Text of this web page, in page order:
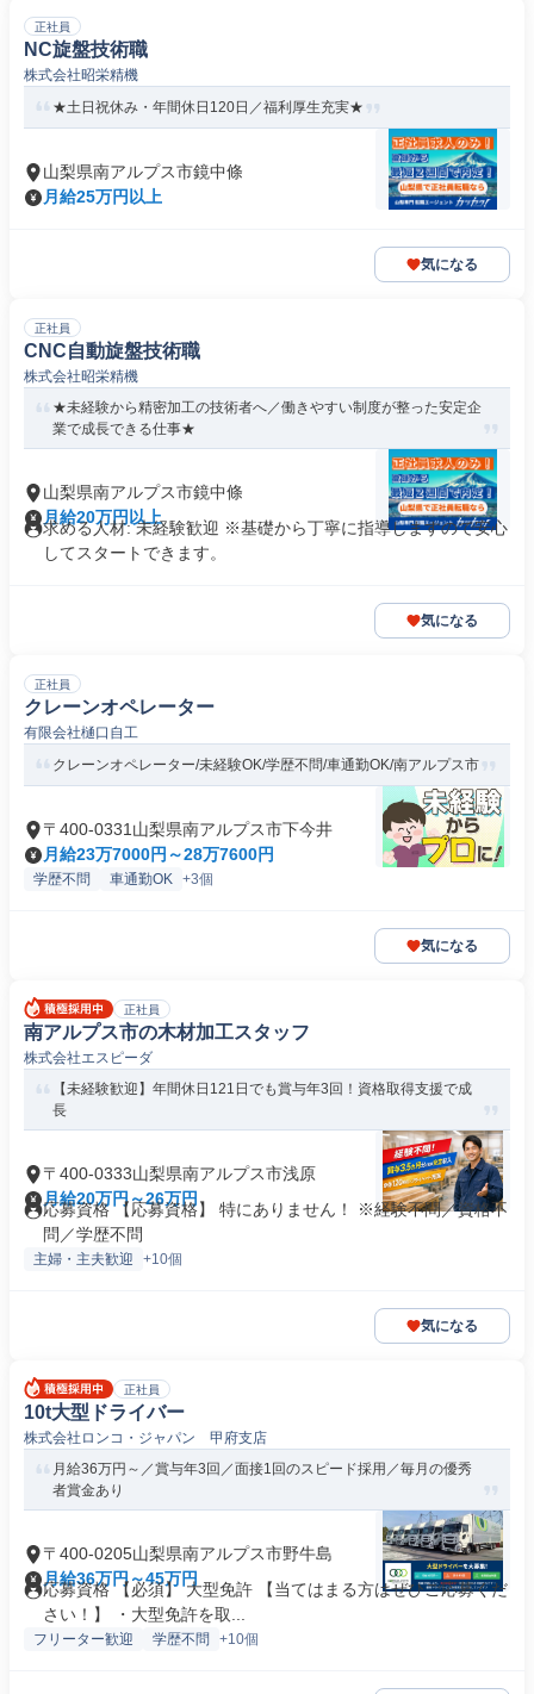
正社員
NC旋盤技術職
株式会社昭栄精機
★土日祝休み・年間休日120日／福利厚生充実★
山梨県南アルプス市鏡中條
月給25万円以上
気になる
正社員
CNC自動旋盤技術職
株式会社昭栄精機
★未経験から精密加工の技術者へ／働きやすい制度が整った安定企
業で成長できる仕事★
山梨県南アルプス市鏡中條
月給20万円以上
求める人材: 未経験歓迎 ※基礎から丁寧に指導しますので安心
してスタートできます。
気になる
正社員
クレーンオペレーター
有限会社樋口自工
クレーンオペレーター/未経験OK/学歴不問/車通勤OK/南アルプス市
〒400-0331山梨県南アルプス市下今井
月給23万7000円～28万7600円
学歴不問 車通勤OK +3個
気になる
正社員
南アルプス市の木材加工スタッフ
株式会社エスピーダ
【未経験歓迎】年間休日121日でも賞与年3回！資格取得支援で成
長
〒400-0333山梨県南アルプス市浅原
月給20万円～26万円
応募資格 【応募資格】 特にありません！ ※経験不問／資格不
問／学歴不問
主婦・主夫歓迎 +10個
気になる
正社員
10t大型ドライバー
株式会社ロンコ・ジャパン 甲府支店
月給36万円～／賞与年3回／面接1回のスピード採用／毎月の優秀
者賞金あり
〒400-0205山梨県南アルプス市野牛島
月給36万円～45万円
応募資格 【必須】 大型免許 【当てはまる方はぜひご応募くだ
さい！】 ・大型免許を取...
フリーター歓迎 学歴不問 +10個